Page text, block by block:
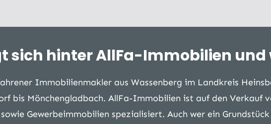
sich hinter AllFa-Immobilien und
Immobilienmakler aus Wassenberg im Landkreis
bis Mönchengladbach. AllFa-Immobilien ist auf den Verkauf
Gewerbeimmobilien spezialisiert. Auch wer ein